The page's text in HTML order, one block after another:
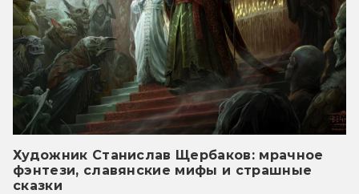
Художник Станислав Щербаков: мрачное
фэнтези, славянские мифы и страшные
сказки